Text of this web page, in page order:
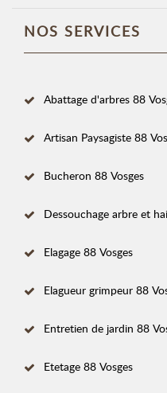
NOS SERVICES
Abattage d'arbres 88
Artisan Paysagiste 88
Bucheron 88 Vosges
Dessouchage arbre et
Elagage 88 Vosges
Elagueur grimpeur 88
Entretien de jardin 88
Etetage 88 Vosges